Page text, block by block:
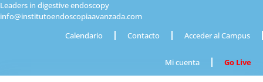
Leaders in digestive endoscopy
info@institutoendoscopiaavanzada.com
Calendario
Contacto Acceder al Campus
Mi cuenta Go Live